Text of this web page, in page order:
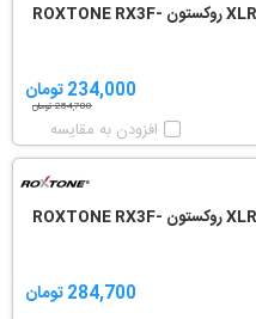
کانکتور XLR روکستون ROXTONE RX3F-
234,000 تومان
284,700 تومان
افزودن به مقایسه
کانکتور XLR روکستون ROXTONE RX3F-
284,700 تومان